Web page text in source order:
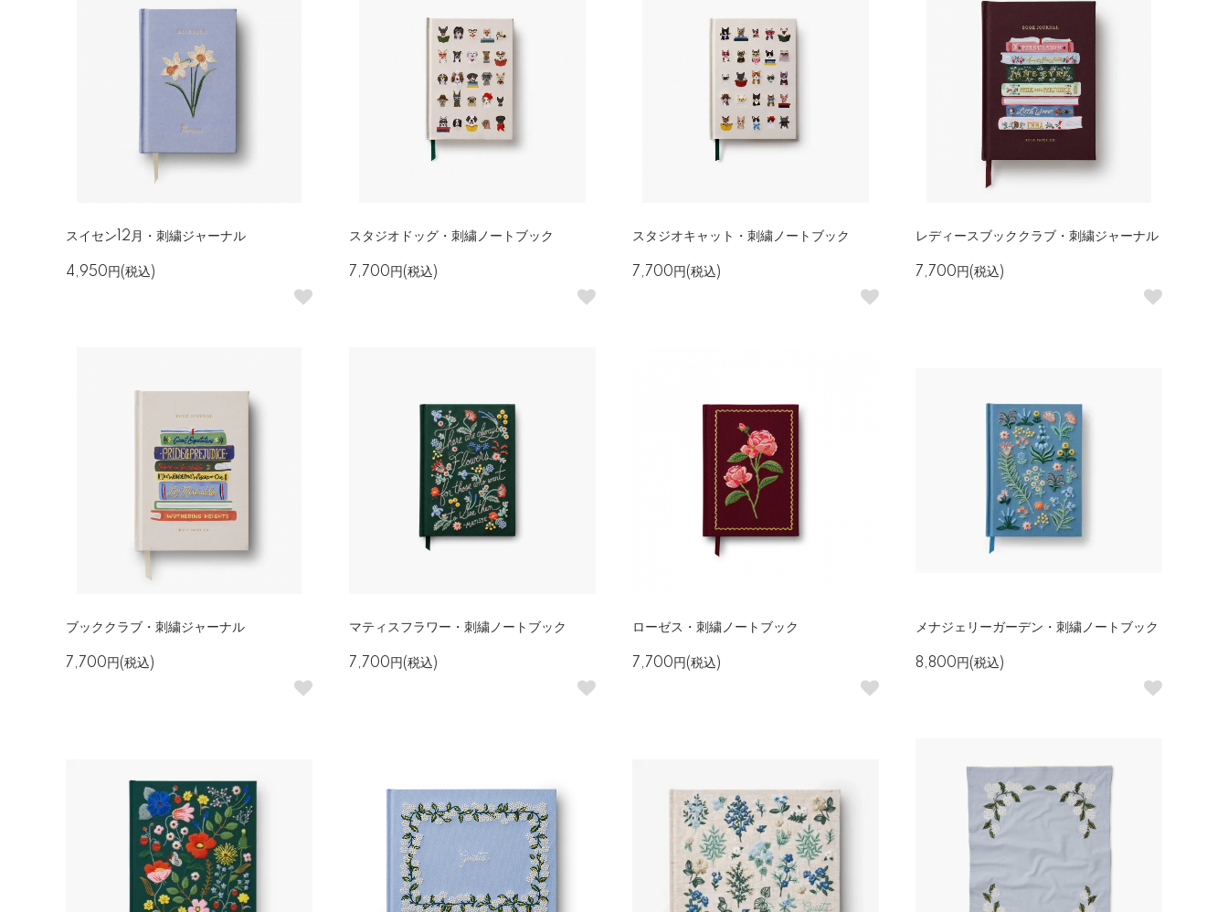
スイセン12月・刺繍ジャーナル
4,950円(税込)
スタジオドッグ・刺繍ノートブック
7,700円(税込)
スタジオキャット・刺繍ノートブック
7,700円(税込)
レディースブッククラブ・刺繍ジャーナル
7,700円(税込)
ブッククラブ・刺繍ジャーナル
7,700円(税込)
マティスフラワー・刺繍ノートブック
7,700円(税込)
ローゼス・刺繍ノートブック
7,700円(税込)
メナジェリーガーデン・刺繍ノートブック
8,800円(税込)